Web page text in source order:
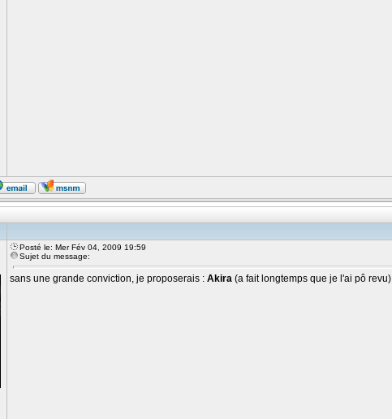
Posté le: Mer Fév 04, 2009 19:59
Sujet du message:
sans une grande conviction, je proposerais : Akira (a fait longtemps que je l'ai pô revu)